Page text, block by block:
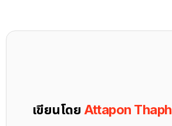
เขียนโดย Attapon